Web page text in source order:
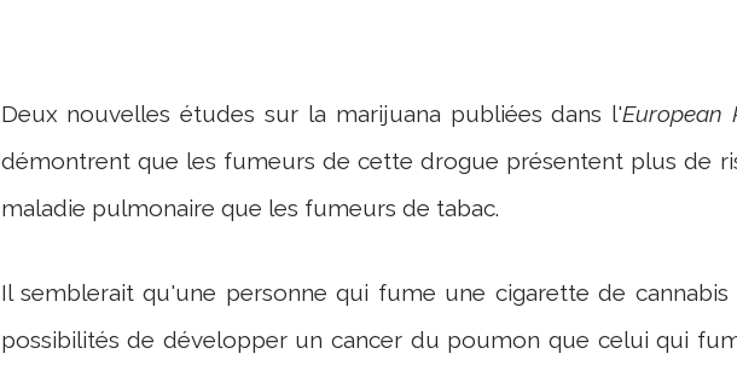
Deux nouvelles études sur la marijuana publiées dans l'European
démontrent que les fumeurs de cette drogue présentent plus de
maladie pulmonaire que les fumeurs de tabac.
Il semblerait qu'une personne qui fume une cigarette de
possibilités de développer un cancer du poumon que celui qui